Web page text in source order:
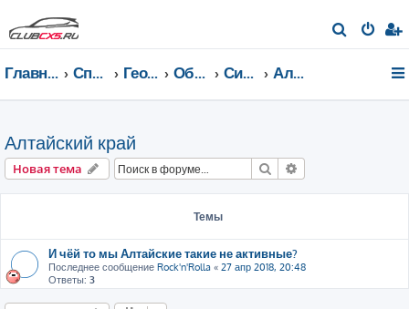
о
Главная страница Список форумов География Клуба CX-5 CLUB Общение по регионам Сибирский федеральный округ Алтайский край
Алтайский край
Новая тема Поиск
Темы
И чёй то мы Алтайские такие не активные?
Последнее сообщение Rock'n'Rolla « 27 апр 2018, 20:48
Ответы: 3